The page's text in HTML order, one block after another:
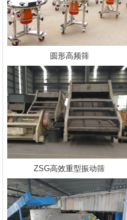
圆形高频筛
ZSG高效重型振动筛